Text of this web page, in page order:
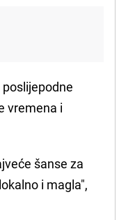
vremena i
šanse za
i magla",